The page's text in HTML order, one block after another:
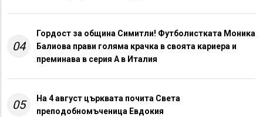
04
Гордост за община Симитли! Футболистката Моника
Балиова прави голяма крачка в своята кариера и
преминава в серия А в Италия
05
На 4 август църквата почита Света
преподобномъченица Евдокия